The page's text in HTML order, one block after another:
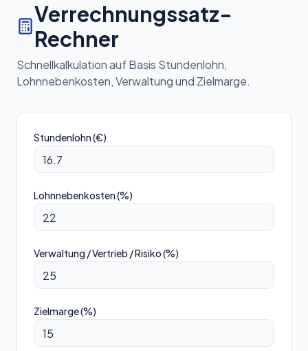
Verrechnungssatz-
Rechner
Schnellkalkulation auf Basis Stundenlohn,
Lohnnebenkosten, Verwaltung und Zielmarge.
Stundenlohn (€)
Lohnnebenkosten (%)
Verwaltung / Vertrieb / Risiko (%)
Zielmarge (%)